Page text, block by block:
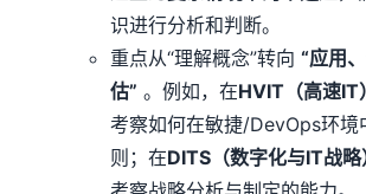
识进行分析和判断。
重点从“理解概念”转向“应用
估” 。例如，在HVIT（高速IT）
考察如何在敏捷/DevOps环境
则；在DITS（数字化与IT战略